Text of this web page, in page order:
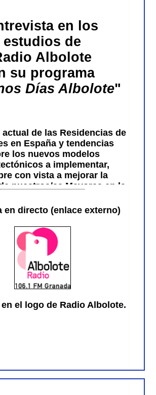
en los
estudios de
Albolote
su programa
Días Albolote"
de las Residencias de
en España y tendencias
los nuevos modelos
a implementar,
con vista a mejorar la
nuestros/as Mayores en la
43mn.41s.
en directo (enlace externo)
el logo de Radio Albolote.